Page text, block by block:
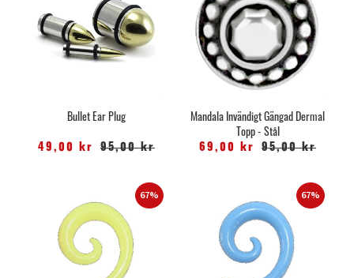
Bullet Ear Plug
49,00 kr 95,00 kr
Mandala Invändigt Gängad Dermal
Topp - Stål
69,00 kr 95,00 kr
67% 67%